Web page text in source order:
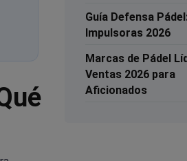
Guía Defensa
Impulsoras 2026
Marcas de Pádel
Ventas 2026 para
Aficionados